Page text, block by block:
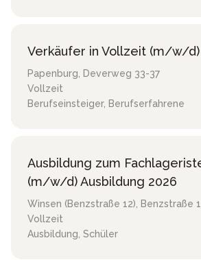
Verkäufer in Vollzeit (m/w/d)
Papenburg, Deverweg 33-37
Vollzeit
Berufseinsteiger, Berufserfahrene
Ausbildung zum
(m/w/d) Ausbildung 2026
Winsen (Benzstraße 12), Benzstraße
Vollzeit
Ausbildung, Schüler